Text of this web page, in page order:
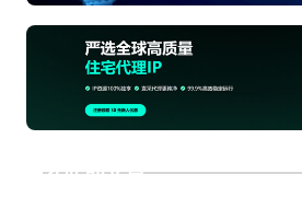
近期文章